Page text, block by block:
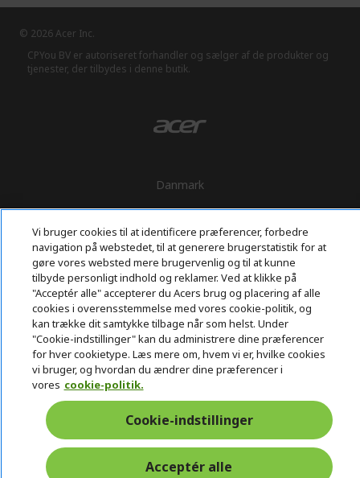
© 2026 Acer Inc.
CPYou BV er autoriseret forhandler og sælger af de produkter og
tjenester, der tilbydes i denne butik.
Danmark
Vi bruger cookies til at identificere præferencer, forbedre
navigation på webstedet, til at generere brugerstatistik for at
gøre vores websted mere brugervenlig og til at kunne
tilbyde personligt indhold og reklamer. Ved at klikke på
"Acceptér alle" accepterer du Acers brug og placering af alle
cookies i overensstemmelse med vores cookie-politik, og
kan trække dit samtykke tilbage når som helst. Under
"Cookie-indstillinger" kan du administrere dine præferencer
for hver cookietype. Læs mere om, hvem vi er, hvilke cookies
vi bruger, og hvordan du ændrer dine præferencer i
vores cookie-politik.
Cookie-indstillinger
Acceptér alle